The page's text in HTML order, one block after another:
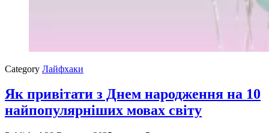
Category Лайфхаки
Як привітати з Днем народження на 10
найпопулярніших мовах світу